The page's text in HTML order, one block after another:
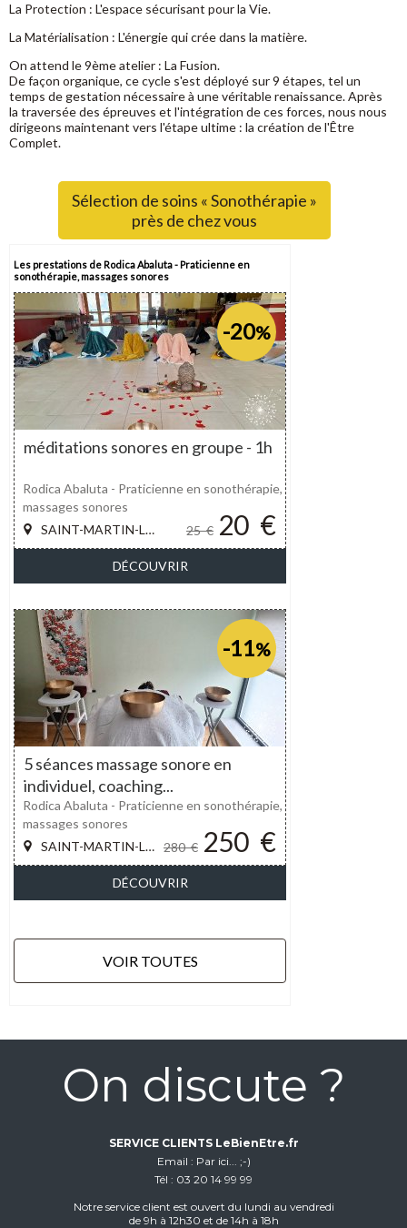
La Protection : L'espace sécurisant pour la Vie.
La Matérialisation : L'énergie qui crée dans la matière.
On attend le 9ème atelier : La Fusion.
De façon organique, ce cycle s'est déployé sur 9 étapes, tel un
temps de gestation nécessaire à une véritable renaissance. Après
la traversée des épreuves et l'intégration de ces forces, nous nous
dirigeons maintenant vers l'étape ultime : la création de l'Être
Complet.
Sélection de soins « Sonothérapie »
près de chez vous
Les prestations de Rodica Abaluta - Praticienne en
sonothérapie, massages sonores
-20%
méditations sonores en groupe - 1h
25€ 20 €
SAINT-MARTIN-LE-VINOUX
Rodica Abaluta - Praticienne en sonothérapie,
massages sonores
DÉCOUVRIR
-11%
5 séances massage sonore en
individuel, coaching...
280€ 250 €
SAINT-MARTIN-LE-VINOUX
Rodica Abaluta - Praticienne en sonothérapie,
massages sonores
DÉCOUVRIR
VOIR TOUTES
On discute ?
SERVICE CLIENTS LeBienEtre.fr
Email
Par ici... ;-)
Tél
03 20 14 99 99
Notre service client est ouvert du lundi au vendredi
de 9h à 12h30 et de 14h à 18h